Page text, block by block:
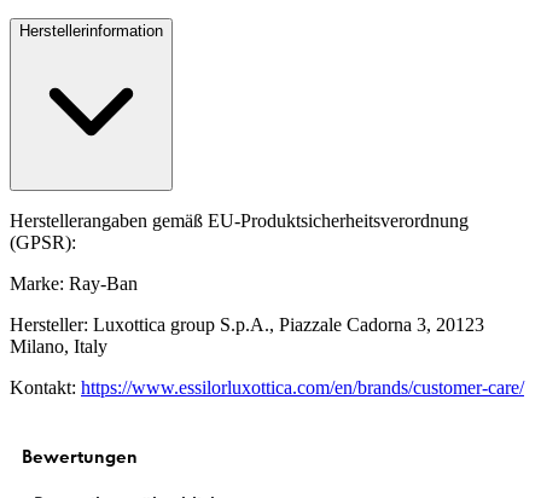
Herstellerinformation
Herstellerangaben gemäß EU-Produktsicherheitsverordnung
(GPSR):
Marke: Ray-Ban
Hersteller: Luxottica group S.p.A., Piazzale Cadorna 3, 20123
Milano, Italy
Kontakt: https://www.essilorluxottica.com/en/brands/customer-care/